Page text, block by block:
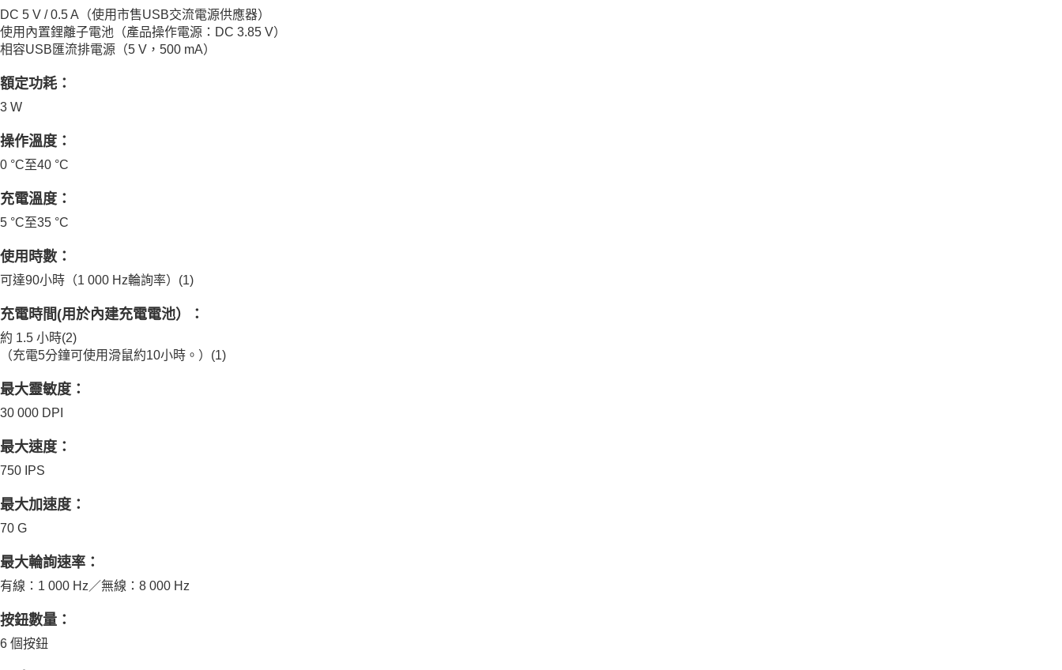
DC 5 V / 0.5 A（使用市售USB交流電源供應器）
使用內置鋰離子電池（產品操作電源：DC 3.85 V）
相容USB匯流排電源（5 V，500 mA）
額定功耗：
3 W
操作溫度 ：
0 °C至40 °C
充電溫度 ：
5 °C至35 °C
使用時數：
可達90小時（1 000 Hz輪詢率） (1)
充電時間 (用於內建充電電池）：
約 1.5 小時(2)
（充電5分鐘可使用滑鼠約10小時。） (1)
最大靈敏度：
30 000 DPI
最大速度：
750 IPS
最大加速度：
70 G
最大輪詢速率：
有線：1 000 Hz／無線：8 000 Hz
按鈕數量：
6 個按鈕